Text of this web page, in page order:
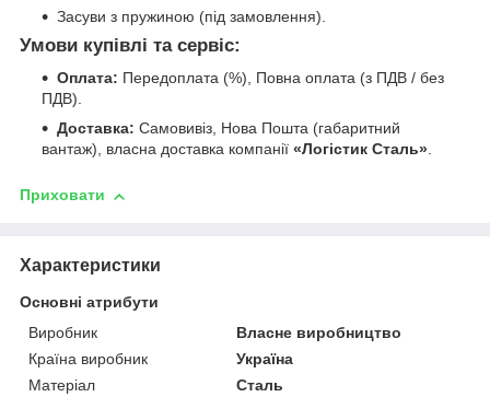
Засуви з пружиною (під замовлення).
Умови купівлі та сервіс:
Оплата: Передоплата (%), Повна оплата (з ПДВ / без
ПДВ).
Доставка: Самовивіз, Нова Пошта (габаритний
вантаж), власна доставка компанії «Логістик Сталь».
Приховати
Характеристики
Основні атрибути
Виробник
Власне виробництво
Країна виробник
Україна
Матеріал
Сталь